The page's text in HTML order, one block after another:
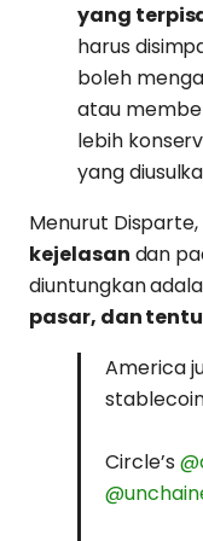
yang
harus
boleh
atau
lebih
yang
Menurut
kejelasan dan
diuntungkan
pasar, dan
America
Circle’s